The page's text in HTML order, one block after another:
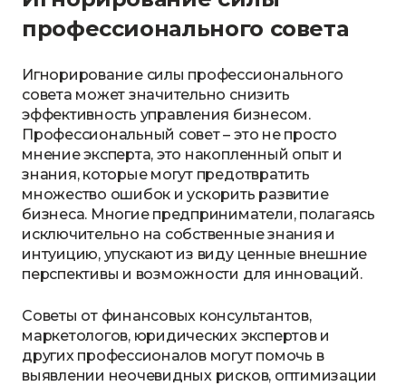
профессионального совета
Игнорирование силы профессионального
совета может значительно снизить
эффективность управления бизнесом.
Профессиональный совет – это не просто
мнение эксперта, это накопленный опыт и
знания, которые могут предотвратить
множество ошибок и ускорить развитие
бизнеса. Многие предприниматели, полагаясь
исключительно на собственные знания и
интуицию, упускают из виду ценные внешние
перспективы и возможности для инноваций.
Советы от финансовых консультантов,
маркетологов, юридических экспертов и
других профессионалов могут помочь в
выявлении неочевидных рисков, оптимизации